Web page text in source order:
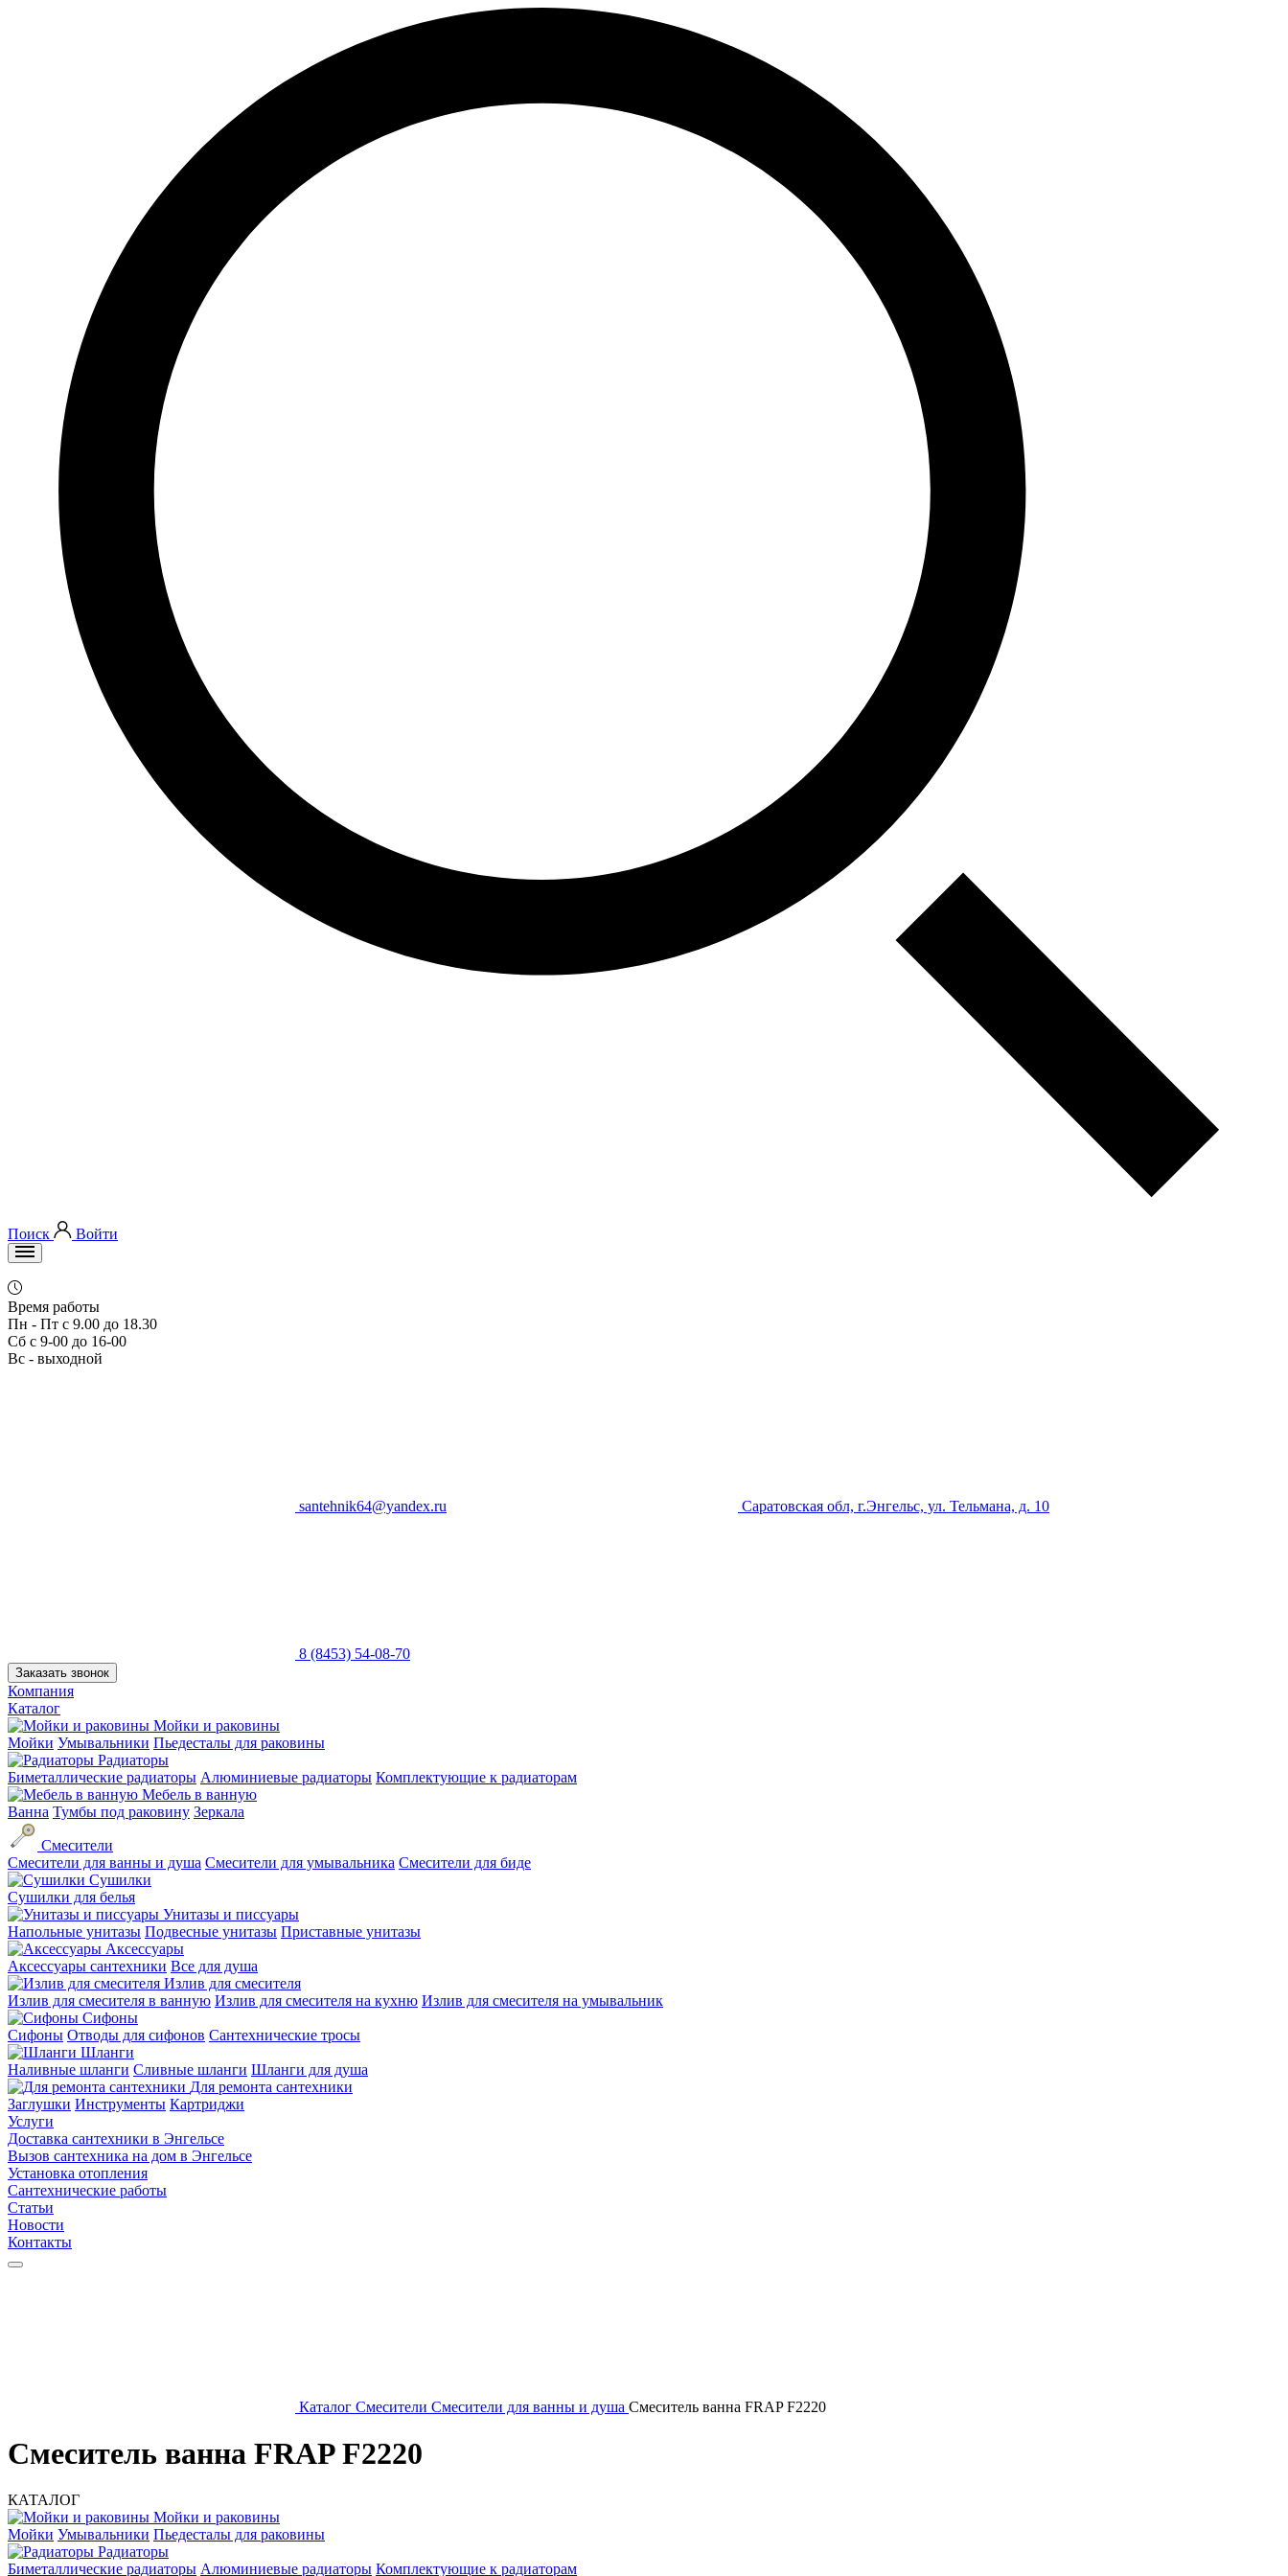
Поиск Войти
Время работы
Пн - Пт с 9.00 до 18.30
Сб с 9-00 до 16-00
Вс - выходной
santehnik64@yandex.ru Саратовская обл, г.Энгельс, ул. Тельмана, д. 10
8 (8453) 54-08-70
Заказать звонок
Компания
Каталог
Мойки и раковины
Мойки Умывальники Пьедесталы для раковины
Радиаторы
Биметаллические радиаторы Алюминиевые радиаторы Комплектующие к радиаторам
Мебель в ванную
Ванна Тумбы под раковину Зеркала
Смесители
Смесители для ванны и душа Смесители для умывальника Смесители для биде
Сушилки
Сушилки для белья
Унитазы и писсуары
Напольные унитазы Подвесные унитазы Приставные унитазы
Аксессуары
Аксессуары сантехники Все для душа
Излив для смесителя
Излив для смесителя в ванную Излив для смесителя на кухню Излив для смесителя на умывальник
Сифоны
Сифоны Отводы для сифонов Сантехнические тросы
Шланги
Наливные шланги Сливные шланги Шланги для душа
Для ремонта сантехники
Заглушки Инструменты Картриджи
Услуги
Доставка сантехники в Энгельсе
Вызов сантехника на дом в Энгельсе
Установка отопления
Сантехнические работы
Статьи
Новости
Контакты
Каталог Смесители Смесители для ванны и душа Смеситель ванна FRAP F2220
Смеситель ванна FRAP F2220
КАТАЛОГ
Мойки и раковины
Мойки Умывальники Пьедесталы для раковины
Радиаторы
Биметаллические радиаторы Алюминиевые радиаторы Комплектующие к радиаторам